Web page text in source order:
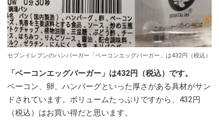
セブンイレブンのハンバーガー「ベーコンエッグバーガー」は432円（税込）
「ベーコンエッグバーガー」は432円（税込）です。
ベーコン、卵、ハンバーグといった厚さがある具材がサン
ドされています。ボリュームたっぷりですから、432円
（税込）はお買い得だと思います。